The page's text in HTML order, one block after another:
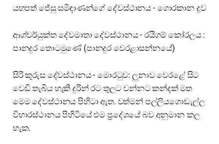
යහපත් ජේසු සමිඳාණන්ගේ දේවස්ථානය - ගොරකාන දූව
ආශ්චර්යුක්ත දේවමාතා දේවස්ථානය - රයිගම් කෝරලය :
පානදුර තොටමුණේ (පානදුර වෙරළාසන්නයේ)
සිරි කුරුස දේවස්ථානය - මොරටුව: ලුනාව වෙරළේ සිට
වෙඩි තැබිය හැකි දුරින් රට තුලට වන්නට කන්දක් මත
මෙම දේවස්ථානය පිහිටා ඇත. වත්මන් පල්ලියගොඩැල්ල
විහාරස්ථානය පිහිටියේ එම ප්‍රදේශයේ බව අනුමාන කල
හැක.